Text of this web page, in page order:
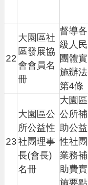
22
大園區社
區發展協
會會員名
冊
督導各
級人民
團體實
施辦法
第4條
23
大園區公
所公益性
社團理事
長(會長)
名冊
大園區
公所補
助公益
性社團
業務補
助費實
施要點